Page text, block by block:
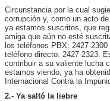
Circunstancia por la cual
corrupción y, como un acto
ya estamos suscritos, que
amiga que aún no esté
los teléfonos PBX: 2427-
teléfono directo: 2427-2323.
contribuir a su valiente lucha
estamos viendo, ya ha
Internacional Contra la
2.- Ya saltó la liebre